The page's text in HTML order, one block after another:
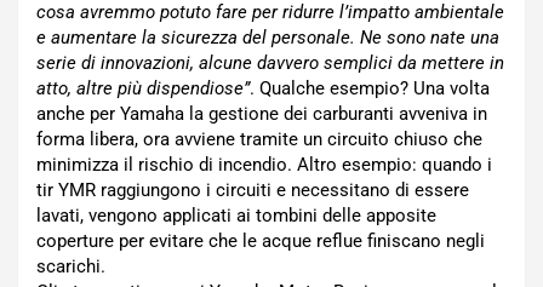
cosa avremmo potuto fare per ridurre l’impatto ambientale
e aumentare la sicurezza del personale. Ne sono nate una
serie di innovazioni, alcune davvero semplici da mettere in
atto, altre più dispendiose”. Qualche esempio? Una volta
anche per Yamaha la gestione dei carburanti avveniva in
forma libera, ora avviene tramite un circuito chiuso che
minimizza il rischio di incendio. Altro esempio: quando i
tir YMR raggiungono i circuiti e necessitano di essere
lavati, vengono applicati ai tombini delle apposite
coperture per evitare che le acque reflue finiscano negli
scarichi.